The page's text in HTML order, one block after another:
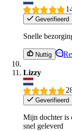
Geverifieerd
Snelle
Nuttig
Lizzy
Geverifieerd
Mijn dochter is
snel geleverd